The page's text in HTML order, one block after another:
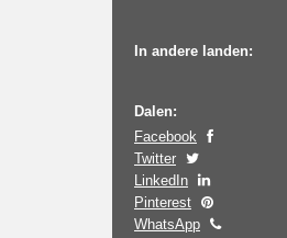
In andere landen:
Dalen:
Facebook
Twitter
LinkedIn
Pinterest
WhatsApp